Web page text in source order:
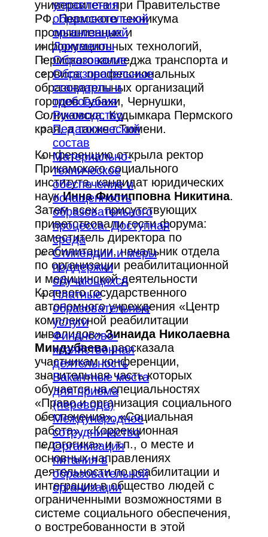
управления
образовательной
организацией
Документы
Образование
Образовательные
стандарты и
требования
Руководство
Педагогический
состав
Материально-
техническое
обеспечение и
оснащенность
образовательного
процесса. Доступная
среда
Стипендии и меры
поддержки
обучающихся
Платные
образовательные
услуги
Финансово-
хозяйственная
деятельность
Вакантные места
для приёма
(перевода)
Международное
сотрудничество
Организация
питания в
образовательной
организации
университета при Правительстве
РФ, Пермского техникума
промышленных и
информационных технологий,
Пермского колледжа транспорта и
сервиса; профессиональных
образовательных организаций
городов Губахи, Чернушки,
Соликамска, Кудымкара Пермского
края, а также г.Тюмени.
Конференцию открыла ректор
Прикамского социального
института, кандидат юридических
наукИнна Филипповна Никитина.
Затем всех присутствующих
приветствовали гости форума:
заместитель директора по
реабилитации, начальник отдела
по организации реабилитационной
и медицинской деятельности
Краевого государственного
автономного учреждения «Центр
комплексной реабилитации
инвалидов»Зинаида Николаевна
Миндубаеварассказала
участникам конференции,
значительная часть которых
обучается на специальностях
«Право и организация социального
обеспечения», «Социальная
работа», «Коррекционная
педагогика» и т.п., о месте и
основных направлениях
деятельности по реабилитации и
интеграции в общество людей с
ограниченными возможностями в
системе социального обеспечения,
о востребованности в этой